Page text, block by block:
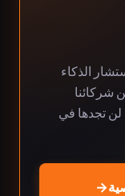
الذكاء
شركائنا
لن تجدها في
→